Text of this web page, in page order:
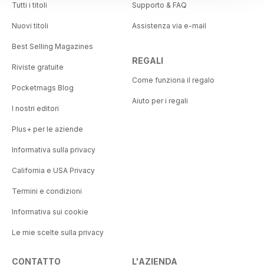
Tutti i titoli
Nuovi titoli
Best Selling Magazines
Riviste gratuite
Pocketmags Blog
I nostri editori
Plus+ per le aziende
Informativa sulla privacy
California e USA Privacy
Termini e condizioni
Informativa sui cookie
Le mie scelte sulla privacy
Supporto & FAQ
Assistenza via e-mail
REGALI
Come funziona il regalo
Aiuto per i regali
CONTATTO L'AZIENDA